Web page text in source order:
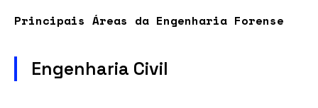
Principais Áreas da Engenharia Forense
Engenharia Civil